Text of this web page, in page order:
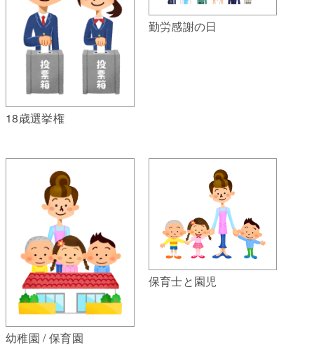
18歳選挙権
勤労感謝の日
幼稚園 / 保育園
保育士と園児